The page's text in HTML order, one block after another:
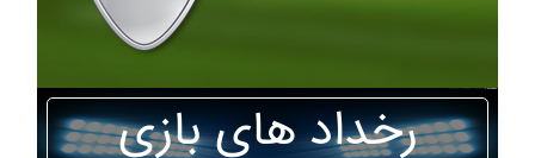
رخداد های بازی